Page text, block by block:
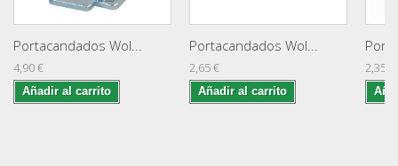
Portacandados Wol...
4,90 €
Añadir al carrito
Portacandados Wol...
2,65 €
Añadir al carrito
2,35 €